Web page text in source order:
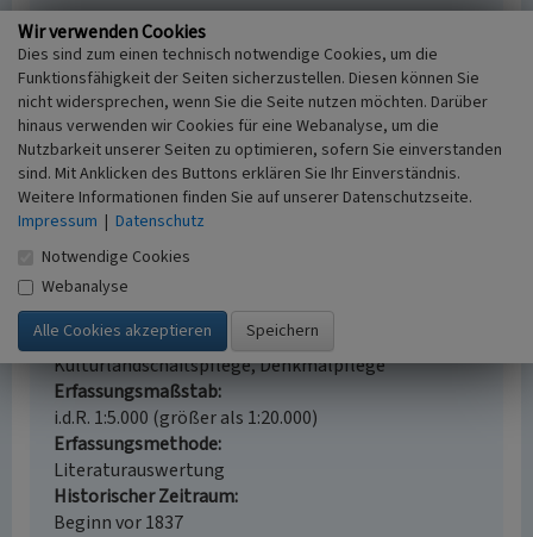
Friedhofskapelle Sankt Wilhelm in Himmelgeist
Schlagwörter
Friedhofskapelle
Straße / Hausnummer
Himmelgeister Landstraße 186
Ort
40589 Düsseldorf - Himmelgeist
Gesetzlich geschütztes Kulturdenkmal
Ortsfestes Denkmal gem. § 3 DSchG NW
Fachsicht(en)
Kulturlandschaftspflege, Denkmalpflege
Erfassungsmaßstab
i.d.R. 1:5.000 (größer als 1:20.000)
Erfassungsmethode
Literaturauswertung
Historischer Zeitraum
Beginn vor 1837
Wir verwenden Cookies
Dies sind zum einen technisch notwendige Cookies, um die
Funktionsfähigkeit der Seiten sicherzustellen. Diesen können Sie
nicht widersprechen, wenn Sie die Seite nutzen möchten. Darüber
hinaus verwenden wir Cookies für eine Webanalyse, um die
Nutzbarkeit unserer Seiten zu optimieren, sofern Sie einverstanden
sind. Mit Anklicken des Buttons erklären Sie Ihr Einverständnis.
Weitere Informationen finden Sie auf unserer Datenschutzseite.
Impressum | Datenschutz
Notwendige Cookies
Webanalyse